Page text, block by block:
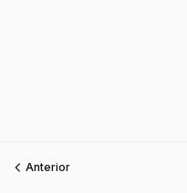
Anterior